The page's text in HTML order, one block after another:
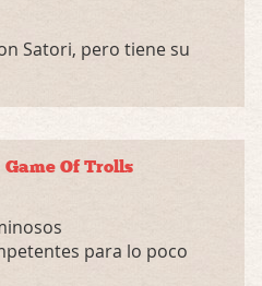
Satori, pero tiene su
Game Of Trolls
para lo poco